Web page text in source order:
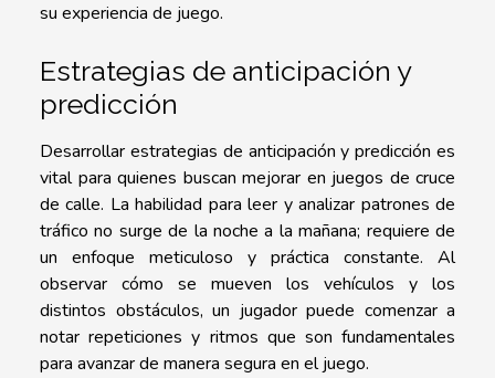
su experiencia de juego.
Estrategias de anticipación y
predicción
Desarrollar estrategias de anticipación y predicción es
vital para quienes buscan mejorar en juegos de cruce
de calle. La habilidad para leer y analizar patrones de
tráfico no surge de la noche a la mañana; requiere de
un enfoque meticuloso y práctica constante. Al
observar cómo se mueven los vehículos y los
distintos obstáculos, un jugador puede comenzar a
notar repeticiones y ritmos que son fundamentales
para avanzar de manera segura en el juego.